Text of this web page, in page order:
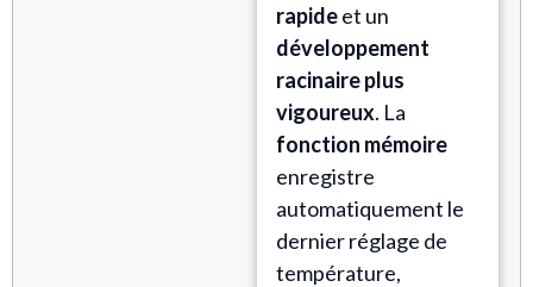
rapideet un
développement
racinaire plus
vigoureux. La
fonction mémoire
enregistre
automatiquement le
dernier réglage de
température,